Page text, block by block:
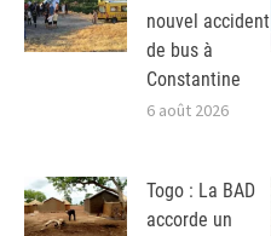
nouvel accident
de bus à
Constantine
6 août 2026
Togo : La BAD
accorde un